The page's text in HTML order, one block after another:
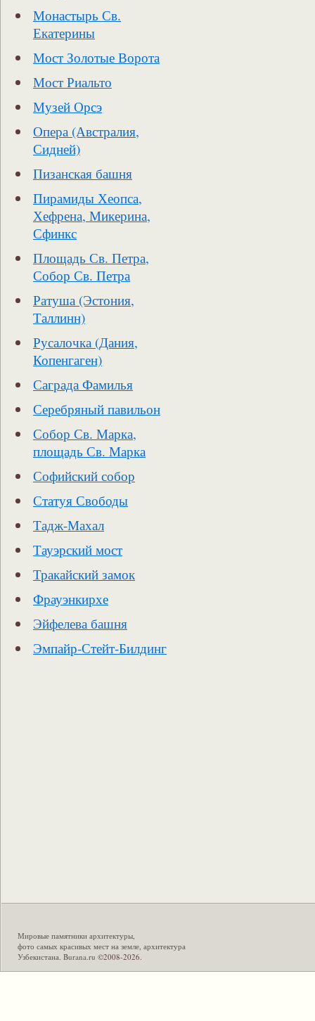
Монастырь Св.
Екатерины
Мост Золотые Ворота
Мост Риальто
Музей Орсэ
Опера (Австралия,
Сидней)
Пизанская башня
Пирамиды Хеопса,
Хефрена, Микерина,
Сфинкс
Площадь Св. Петра,
Собор Св. Петра
Ратуша (Эстония,
Таллинн)
Русалочка (Дания,
Копенгаген)
Саграда Фамилья
Серебряный павильон
Собор Св. Марка,
площадь Св. Марка
Софийский собор
Статуя Свободы
Тадж-Махал
Тауэрский мост
Тракайский замок
Фрауэнкирхе
Эйфелева башня
Эмпайр-Стейт-Билдинг
Мировые памятники архитектуры,
фото самых красивых мест на земле, архитектура
Узбекистана. Burana.ru ©2008-2026.